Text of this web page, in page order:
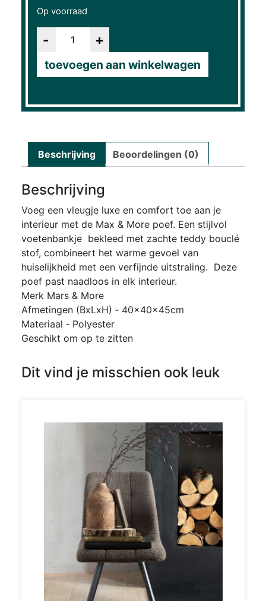
Op voorraad
toevoegen aan winkelwagen
Beschrijving Beoordelingen (0)
Beschrijving
Voeg een vleugje luxe en comfort toe aan je
interieur met de Max & More poef. Een stijlvol
voetenbankje bekleed met zachte teddy bouclé
stof, combineert het warme gevoel van
huiselijkheid met een verfijnde uitstraling. Deze
poef past naadloos in elk interieur.
Merk Mars & More
Afmetingen (BxLxH) ‐ 40x40x45cm
Materiaal ‐ Polyester
Geschikt om op te zitten
Dit vind je misschien ook leuk